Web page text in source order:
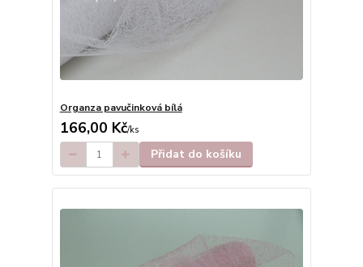
Organza pavučinková bílá
166,00 Kč/ks
Přidat do košíku